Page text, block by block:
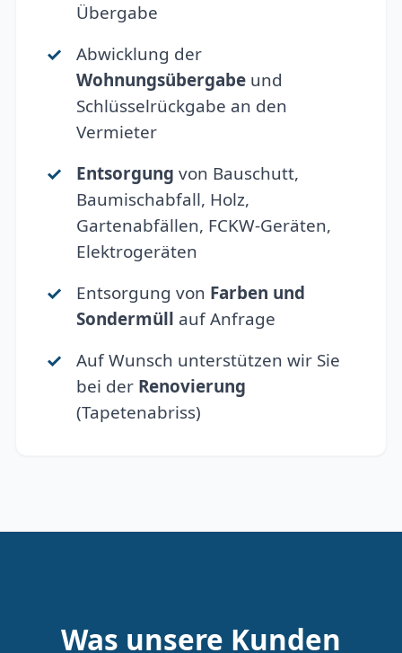
Übergabe
Abwicklung der
Wohnungsübergabeund
Schlüsselrückgabe an den
Vermieter
Entsorgung von Bauschutt,
Baumischabfall, Holz,
Gartenabfällen, FCKW-Geräten,
Elektrogeräten
Entsorgung von Farben und
Sondermüll auf Anfrage
Auf Wunsch unterstützen wir Sie
bei der Renovierung
(Tapetenabriss)
Was unsere Kunden